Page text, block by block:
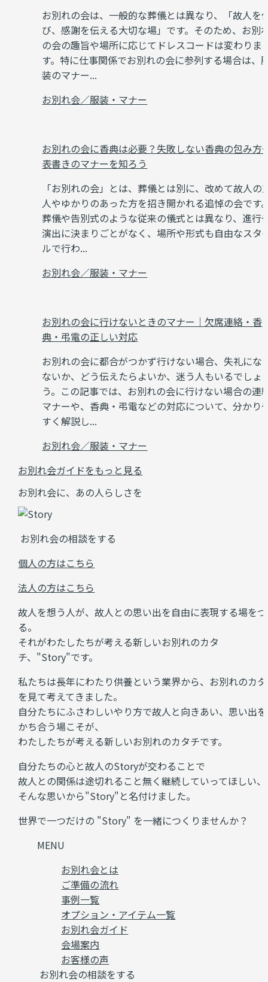
お別れの会は、一般的な葬儀とは異なり、「故人を
び、感謝を伝える大切な場」です。そのため、お別
の会の趣旨や場所に応じてドレスコードは変わりま
す。特に仕事関係でお別れの会に参列する場合は、
装のマナー...
お別れ会／服装・マナー
お別れの会に香典は必要？失敗しない香典の包み方
表書きのマナーを知ろう
「お別れの会」とは、葬儀とは別に、改めて故人の
人やゆかりのあった方を招き開かれる追悼の会です
葬儀や告別式のような従来の儀式とは異なり、進行
演出に決まりごとがなく、場所や形式も自由なスタ
ルで行わ...
お別れ会／服装・マナー
お別れの会に行けないときのマナー｜欠席連絡・香
典・弔電の正しい対応
お別れの会に都合がつかず行けない場合、失礼にな
ないか、どう伝えたらよいか、迷う人もいるでしょ
う。この記事では、お別れの会に行けない場合の連
マナーや、香典・弔電などの対応について、分かり
すく解説し...
お別れ会／服装・マナー
お別れ会ガイドをもっと見る
お別れ会に、あの人らしさを
お別れ会の相談をする
個人の方はこちら
法人の方はこちら
故人を想う人が、故人との思い出を自由に表現する場を
る。
それがわたしたちが考える新しいお別れのカタ
チ、"Story"です。
私たちは長年にわたり供養という業界から、お別れのカ
を見て考えてきました。
自分たちにふさわしいやり方で故人と向きあい、思い出
かち合う場こそが、
わたしたちが考える新しいお別れのカタチです。
自分たちの心と故人のStoryが交わることで
故人との関係は途切れること無く継続していってほしい、
そんな思いから"Story"と名付けました。
世界で一つだけの "Story" を一緒につくりませんか？
MENU
お別れ会とは
ご準備の流れ
事例一覧
オプション・アイテム一覧
お別れ会ガイド
会場案内
お客様の声
お別れ会の相談をする